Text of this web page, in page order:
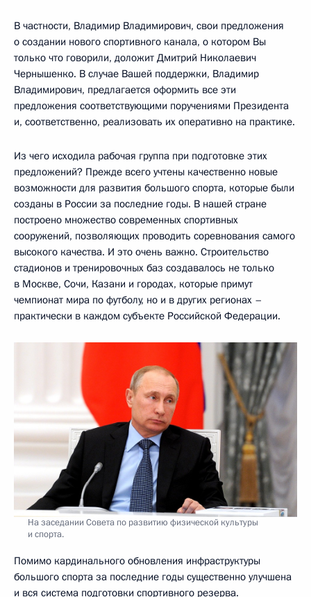
В частности, Владимир Владимирович, свои предложения
о создании нового спортивного канала, о котором Вы
только что говорили, доложит Дмитрий Николаевич
Чернышенко. В случае Вашей поддержки, Владимир
Владимирович, предлагается оформить все эти
предложения соответствующими поручениями Президента
и, соответственно, реализовать их оперативно на практике.
Из чего исходила рабочая группа при подготовке этих
предложений? Прежде всего учтены качественно новые
возможности для развития большого спорта, которые были
созданы в России за последние годы. В нашей стране
построено множество современных спортивных
сооружений, позволяющих проводить соревнования самого
высокого качества. И это очень важно. Строительство
стадионов и тренировочных баз создавалось не только
в Москве, Сочи, Казани и городах, которые примут
чемпионат мира по футболу, но и в других регионах –
практически в каждом субъекте Российской Федерации.
На заседании Совета по развитию физической культуры
и спорта.
Помимо кардинального обновления инфраструктуры
большого спорта за последние годы существенно улучшена
и вся система подготовки спортивного резерва.